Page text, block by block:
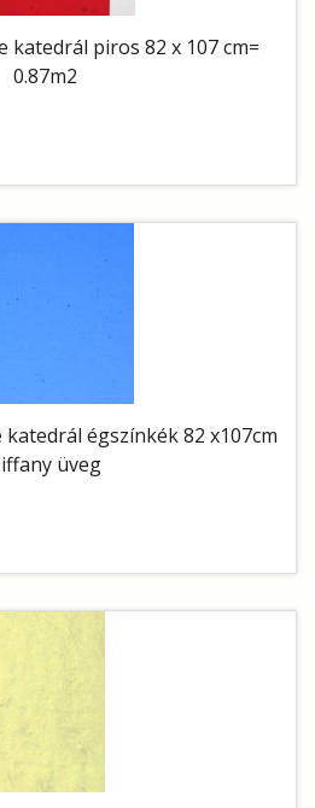
katedrál piros 82 x 107 cm=
0.87m2
katedrál égszínkék 82 x107cm
üveg